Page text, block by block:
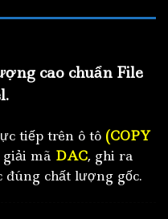
cao chuẩn File
tiếp trên ô tô (COPY
giải mã DAC, ghi ra
chất lượng gốc.